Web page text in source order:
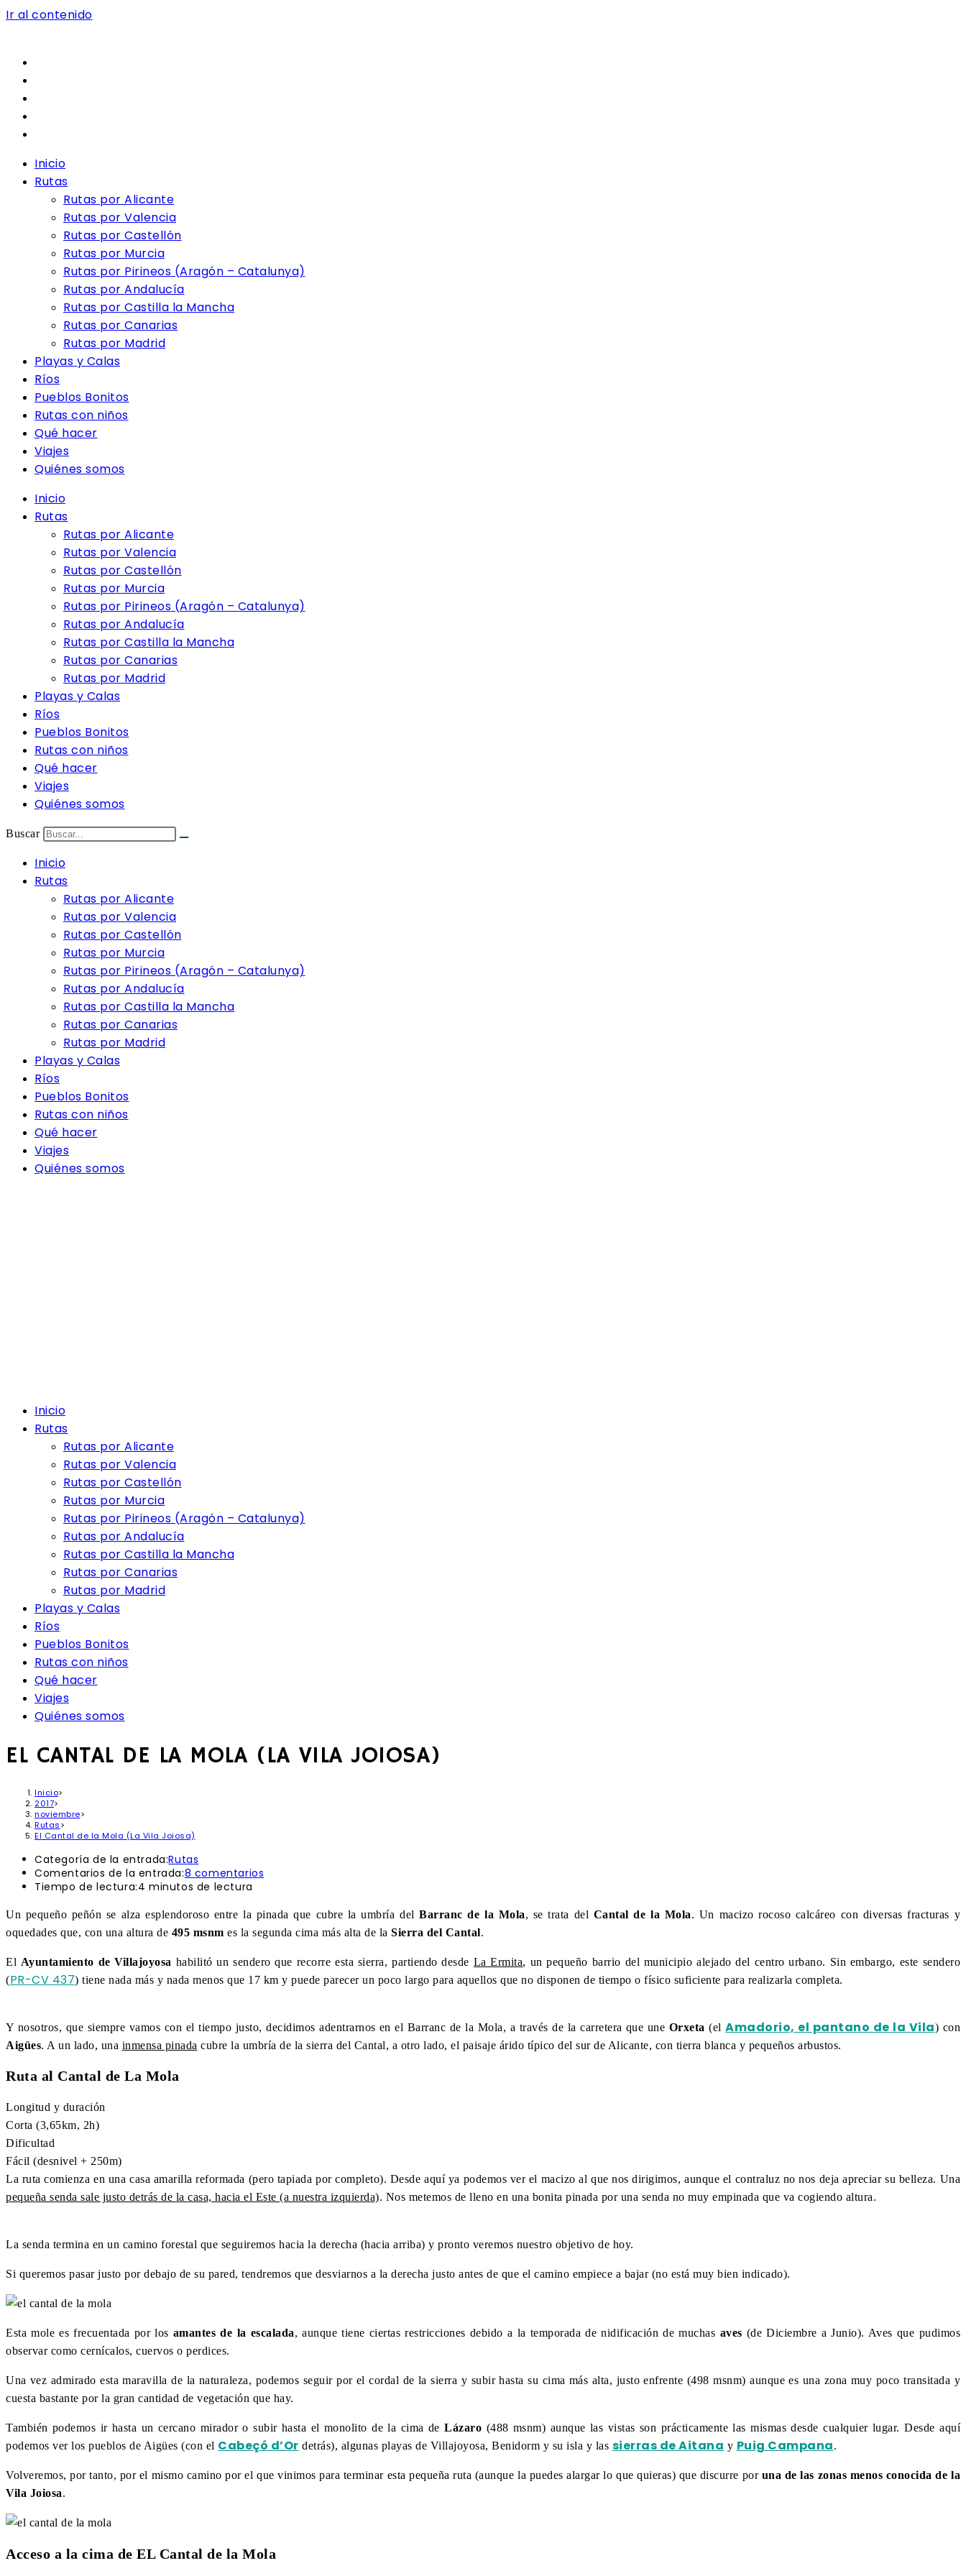
Ir al contenido
Inicio
Rutas
Rutas por Alicante
Rutas por Valencia
Rutas por Castellón
Rutas por Murcia
Rutas por Pirineos (Aragón – Catalunya)
Rutas por Andalucía
Rutas por Castilla la Mancha
Rutas por Canarias
Rutas por Madrid
Playas y Calas
Ríos
Pueblos Bonitos
Rutas con niños
Qué hacer
Viajes
Quiénes somos
Inicio
Rutas
Rutas por Alicante
Rutas por Valencia
Rutas por Castellón
Rutas por Murcia
Rutas por Pirineos (Aragón – Catalunya)
Rutas por Andalucía
Rutas por Castilla la Mancha
Rutas por Canarias
Rutas por Madrid
Playas y Calas
Ríos
Pueblos Bonitos
Rutas con niños
Qué hacer
Viajes
Quiénes somos
Buscar
Inicio
Rutas
Rutas por Alicante
Rutas por Valencia
Rutas por Castellón
Rutas por Murcia
Rutas por Pirineos (Aragón – Catalunya)
Rutas por Andalucía
Rutas por Castilla la Mancha
Rutas por Canarias
Rutas por Madrid
Playas y Calas
Ríos
Pueblos Bonitos
Rutas con niños
Qué hacer
Viajes
Quiénes somos
Inicio
Rutas
Rutas por Alicante
Rutas por Valencia
Rutas por Castellón
Rutas por Murcia
Rutas por Pirineos (Aragón – Catalunya)
Rutas por Andalucía
Rutas por Castilla la Mancha
Rutas por Canarias
Rutas por Madrid
Playas y Calas
Ríos
Pueblos Bonitos
Rutas con niños
Qué hacer
Viajes
Quiénes somos
EL CANTAL DE LA MOLA (LA VILA JOIOSA)
Inicio>
2017>
noviembre>
Rutas>
El Cantal de la Mola (La Vila Joiosa)
Categoría de la entrada:Rutas
Comentarios de la entrada:8 comentarios
Tiempo de lectura:4 minutos de lectura
Un pequeño peñón se alza esplendoroso entre la pinada que cubre la umbría delBarranc de la Mola, se trata del Cantal de la Mola. Un macizo rocoso calcáreo con diversas fracturas y
oquedades que, con una altura de 495 msnm es la segunda cima más alta de la Sierra del Cantal.
El Ayuntamiento de Villajoyosa habilitó un sendero que recorre esta sierra, partiendo desde La Ermita, un pequeño barrio del municipio alejado del centro urbano. Sin embargo, este sendero
(PR-CV 437) tiene nada más y nada menos que 17 km y puede parecer un poco largo para aquellos que no disponen de tiempo o físico suficiente para realizarla completa.
Y nosotros, que siempre vamos con el tiempo justo, decidimos adentrarnos en el Barranc de la Mola, a través de la carretera que une Orxeta(elAmadorio, el pantano de la Vila) con
Aigües. A un lado, una inmensa pinada cubre la umbría de la sierra del Cantal, a otro lado, el paisaje árido típico del sur de Alicante, con tierra blanca y pequeños arbustos.
Ruta al Cantal de La Mola
Longitud y duración
Corta (3,65km, 2h)
Dificultad
Fácil (desnivel + 250m)
La ruta comienza en una casa amarilla reformada (pero tapiada por completo). Desde aquí ya podemos ver el macizo al que nos dirigimos, aunque el contraluz no nos deja apreciar su belleza. Una
pequeña senda sale justo detrás de la casa, hacia el Este (a nuestra izquierda). Nos metemos de lleno en una bonita pinada por una senda no muy empinada que va cogiendo altura.
La senda termina en un camino forestal que seguiremos hacia la derecha (hacia arriba) y pronto veremos nuestro objetivo de hoy.
Si queremos pasar justo por debajo de su pared, tendremos que desviarnos a la derecha justo antes de que el camino empiece a bajar (no está muy bien indicado).
Esta mole es frecuentada por los amantes de la escalada, aunque tiene ciertas restricciones debido a la temporada de nidificación de muchas aves (de Diciembre a Junio). Aves que pudimos
observar como cernícalos, cuervos o perdices.
Una vez admirado esta maravilla de la naturaleza, podemos seguir por el cordal de la sierra y subir hasta su cima más alta, justo enfrente (498 msnm) aunque es una zona muy poco transitada y
cuesta bastante por la gran cantidad de vegetación que hay.
También podemos ir hasta un cercano mirador o subir hasta el monolito de la cima deLázaro (488 msnm) aunque las vistas son prácticamente las mismas desde cualquier lugar. Desde aquí
podemos ver los pueblos de Aigües (con el Cabeçó d’Or detrás), algunas playas de Villajoyosa, Benidorm y su isla y las sierras de Aitana y Puig Campana.
Volveremos, por tanto, por el mismo camino por el que vinimos para terminar esta pequeña ruta (aunque la puedes alargar lo que quieras) que discurre por una de las zonas menos conocida de la
Vila Joiosa.
Acceso a la cima de EL Cantal de la Mola